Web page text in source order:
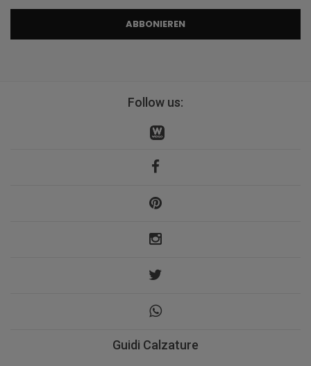
ABBONIEREN
Follow us:
Guidi Calzature